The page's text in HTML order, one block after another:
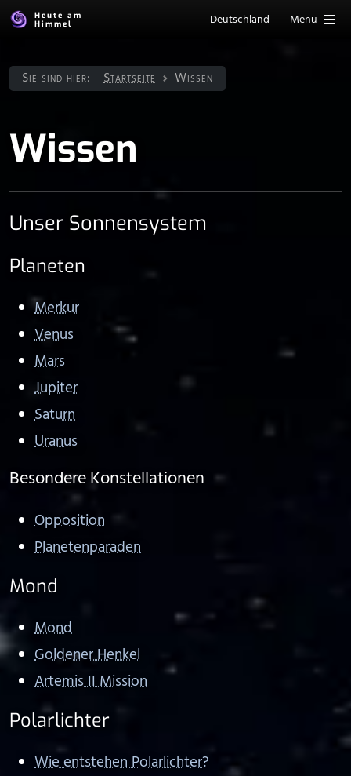
Heute am
Himmel
Deutschland Menü
Sie sind hier: Startseite Wissen
Wissen
Unser Sonnen­system
Planeten
Merkur
Venus
Mars
Jupiter
Saturn
Uranus
Besondere Konstellationen
Opposition
Planetenparaden
Mond
Mond
Goldener Henkel
Artemis II Mission
Polarlichter
Wie entstehen Polarlichter?